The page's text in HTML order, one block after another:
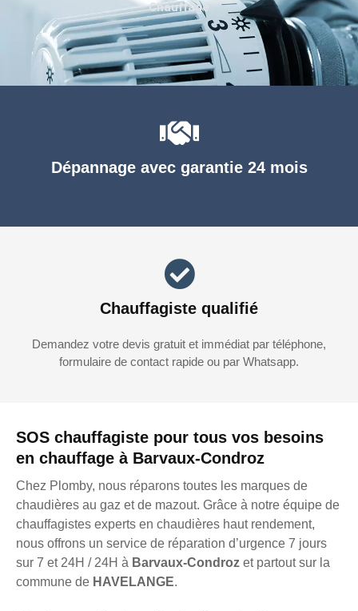
SOS chauffagiste pour tous vos besoins
en chauffage à Barvaux-Condroz
Chez Plomby, nous réparons toutes les marques de
chaudières au gaz et de mazout. Grâce à notre équipe de
chauffagistes experts en chaudières haut rendement,
nous offrons un service de réparation d’urgence 7 jours
sur 7 et 24H / 24H à Barvaux-Condroz et partout sur la
commune de HAVELANGE.
Dépannage avec garantie 24 mois
Chauffagiste qualifié
Demandez votre devis gratuit et immédiat par téléphone,
formulaire de contact rapide ou par Whatsapp.
Chauffage